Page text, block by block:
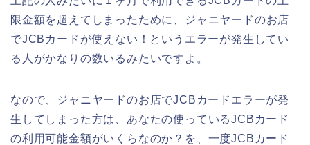
限金額を超えてしまったために、ジャニヤードのお店
でJCBカードが使えない！というエラーが発生してい
る人がかなりの数いるみたいですよ。
なので、ジャニヤードのお店でJCBカードエラーが発
生してしまった方は、あなたの使っているJCBカード
の利用可能金額がいくらなのか？を、一度JCBカード